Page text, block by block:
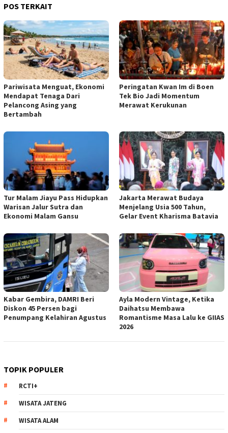
POS TERKAIT
Pariwisata Menguat, Ekonomi
Mendapat Tenaga Dari
Pelancong Asing yang
Bertambah
Peringatan Kwan Im di Boen
Tek Bio Jadi Momentum
Merawat Kerukunan
Tur Malam Jiayu Pass Hidupkan
Warisan Jalur Sutra dan
Ekonomi Malam Gansu
Jakarta Merawat Budaya
Menjelang Usia 500 Tahun,
Gelar Event Kharisma Batavia
Kabar Gembira, DAMRI Beri
Diskon 45 Persen bagi
Penumpang Kelahiran Agustus
Ayla Modern Vintage, Ketika
Daihatsu Membawa
Romantisme Masa Lalu ke GIIAS
2026
TOPIK POPULER
RCTI+
WISATA JATENG
WISATA ALAM